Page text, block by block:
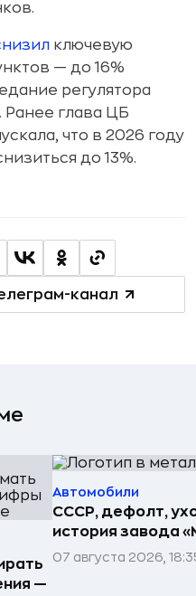
ключевую
— до 16%
регулятора
Ранее глава ЦБ
что в 2026 году
до 13%.
канал
—
Автомобили
СССР, дефолт,
история завода
07 августа 2026,